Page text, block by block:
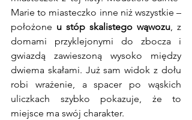
Marie to miasteczko inne niż wszystkie –
położone u stóp skalistego wąwozu, z
domami przyklejonymi do zbocza i
gwiazdą zawieszoną wysoko między
dwiema skałami. Już sam widok z dołu
robi wrażenie, a spacer po wąskich
uliczkach szybko pokazuje, że to
miejsce ma swój charakter.